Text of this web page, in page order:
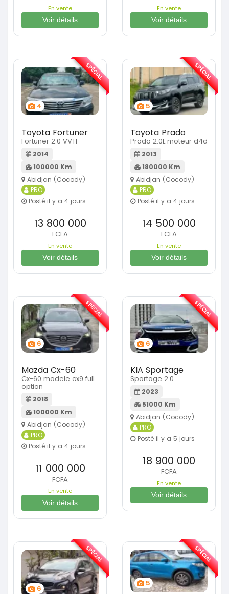
En vente
Voir détails
En vente
Voir détails
4
Toyota Fortuner
Fortuner 2.0 VVTI
2014
100000 Km
Abidjan (Cocody)
PRO
Posté il y a 4 jours
13 800 000
FCFA
En vente
Voir détails
SPÉCIAL
5
Toyota Prado
Prado 2.0L moteur d4d
2013
180000 Km
Abidjan (Cocody)
PRO
Posté il y a 4 jours
14 500 000
FCFA
En vente
Voir détails
SPÉCIAL
6
Mazda Cx-60
Cx-60 modele cx9 full
option
2018
100000 Km
Abidjan (Cocody)
PRO
Posté il y a 4 jours
11 000 000
FCFA
En vente
Voir détails
SPÉCIAL
6
KIA Sportage
Sportage 2.0
2023
51000 Km
Abidjan (Cocody)
PRO
Posté il y a 5 jours
18 900 000
FCFA
En vente
Voir détails
SPÉCIAL
6
SPÉCIAL
5
SPÉCIAL